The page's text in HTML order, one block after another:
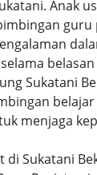
Anak
guru
Sukatani
menjaga
di Sukatani